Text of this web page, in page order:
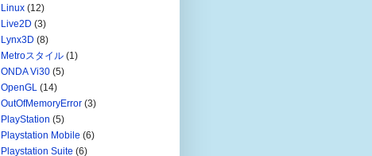
Linux (12)
Live2D (3)
Lynx3D (8)
Metroスタイル (1)
ONDA Vi30 (5)
OpenGL (14)
OutOfMemoryError (3)
PlayStation (5)
Playstation Mobile (6)
Playstation Suite (6)